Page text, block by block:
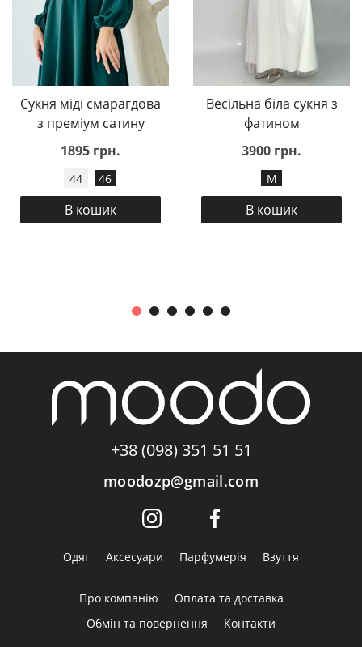
Сукня міді смарагдова
з преміум сатину
1895 грн.
44 46
В кошик
Весільна біла сукня з
фатином
3900 грн.
M
В кошик
+38 (098) 351 51 51
moodozp@gmail.com
Одяг Аксесуари Парфумерія Взуття
Про компанію
Оплата та доставка
Обмін та повернення
Контакти